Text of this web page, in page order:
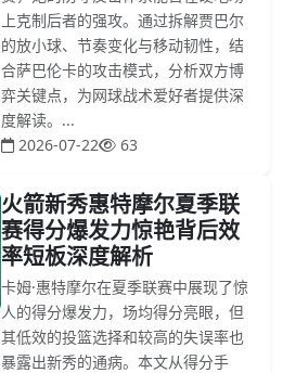
上克制后者的强攻。通过拆解贾巴尔
的放小球、节奏变化与移动韧性，结
合萨巴伦卡的攻击模式，分析双方博
弈关键点，为网球战术爱好者提供深
度解读。...
2026-07-22
63
火箭新秀惠特摩尔夏季联
赛得分爆发力惊艳背后效
率短板深度解析
卡姆·惠特摩尔在夏季联赛中展现了惊
人的得分爆发力，场均得分亮眼，但
其低效的投篮选择和较高的失误率也
暴露出新秀的通病。本文从得分手